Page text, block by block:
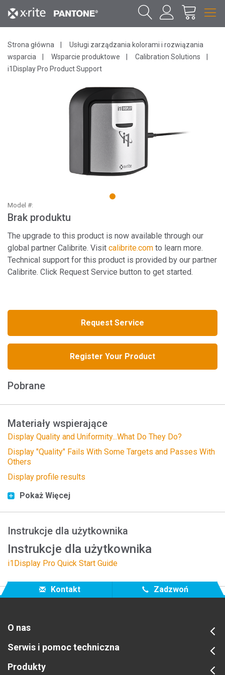
Strona główna
Usługi zarządzania kolorami i rozwiązania
wsparcia
Wsparcie produktowe
Calibration Solutions
i1Display Pro Product Support
1
Model #:
Brak produktu
The upgrade to this product is now available through our
global partner Calibrite. Visit calibrite.com to learn more.
Technical support for this product is provided by our partner
Calibrite. Click Request Service button to get started.
Request Service
Register Your Product
Pobrane
Materiały wspierające
Display Quality and Uniformity...What Do They Do?
Display "Quality" Fails With Some Targets and Passes With
Others
Display profile results
Pokaż Więcej
Instrukcje dla użytkownika
Instrukcje dla użytkownika
i1Display Pro Quick Start Guide
Kontakt Zadzwoń
O nas
Serwis i pomoc techniczna
Produkty